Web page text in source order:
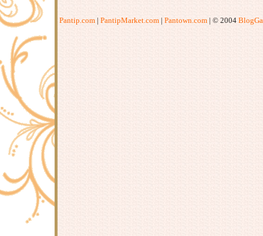
Pantip.com | PantipMarket.com | Pantown.com | © 2004